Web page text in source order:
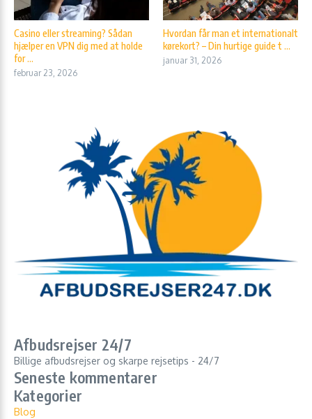
Casino eller streaming? Sådan
hjælper en VPN dig med at holde
for ...
februar 23, 2026
Hvordan får man et internationalt
kørekort? – Din hurtige guide t ...
januar 31, 2026
Afbudsrejser 24/7
Billige afbudsrejser og skarpe rejsetips - 24/7
Seneste kommentarer
Kategorier
Blog